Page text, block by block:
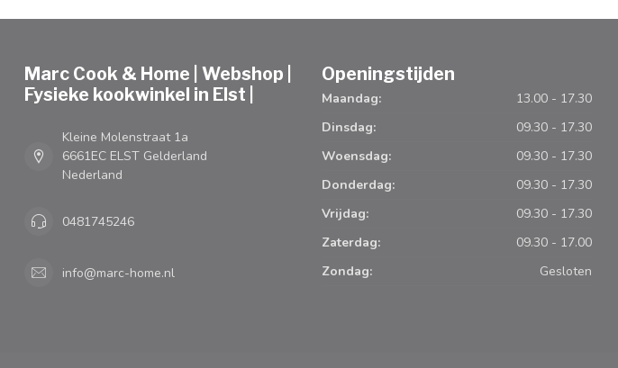
Marc Cook & Home | Webshop |
Fysieke kookwinkel in Elst |
Kleine Molenstraat 1a
6661EC ELST Gelderland
Nederland
0481745246
info@marc-home.nl
Openingstijden
Maandag:
13.00 - 17.30
Dinsdag:
09.30 - 17.30
Woensdag:
09.30 - 17.30
Donderdag:
09.30 - 17.30
Vrijdag:
09.30 - 17.30
Zaterdag:
09.30 - 17.00
Zondag:
Gesloten